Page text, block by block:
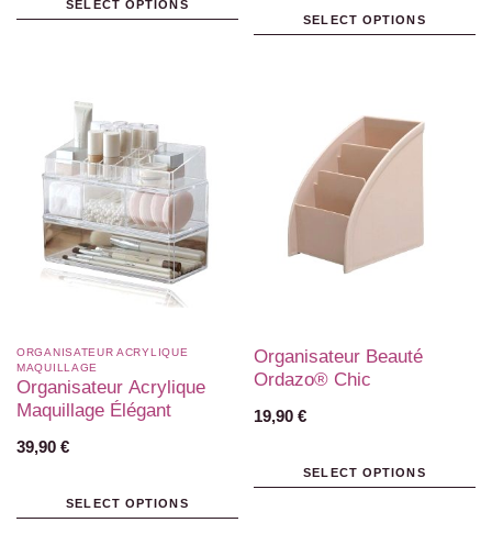
SELECT OPTIONS
SELECT OPTIONS
ORGANISATEUR ACRYLIQUE
MAQUILLAGE
Organisateur Acrylique
Maquillage Élégant
39,90 €
SELECT OPTIONS
Organisateur Beauté
Ordazo® Chic
19,90 €
SELECT OPTIONS